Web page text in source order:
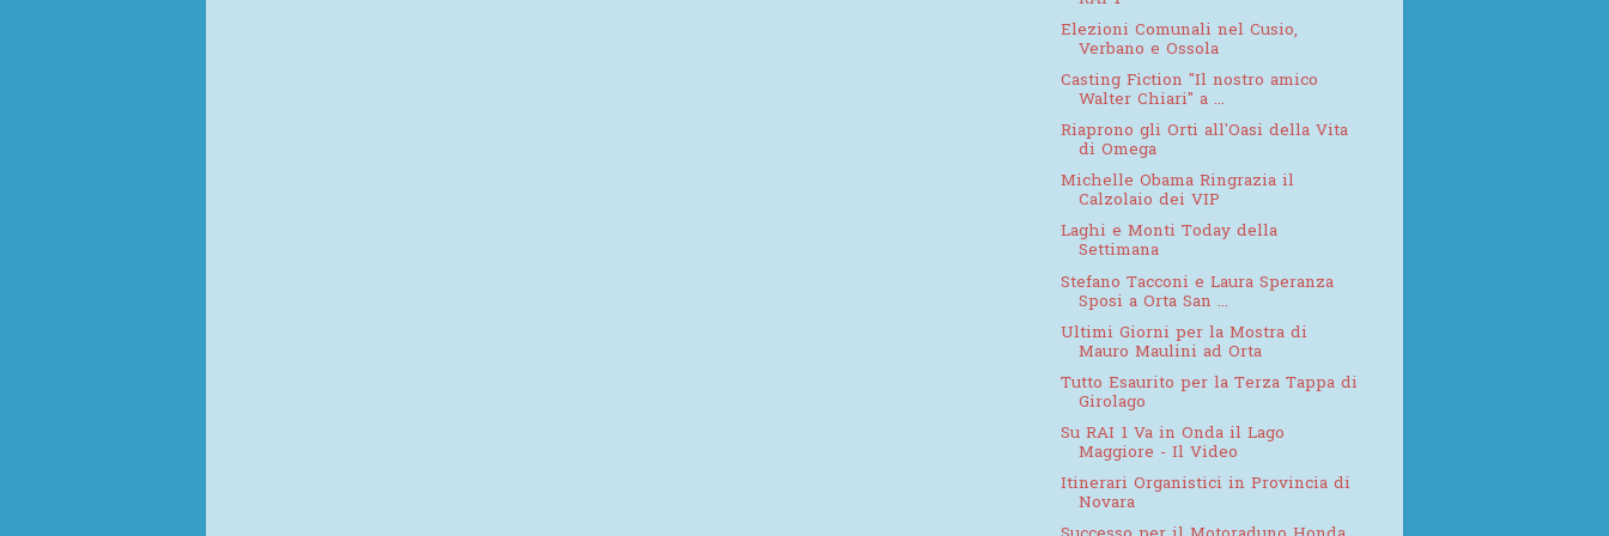
Elezioni Comunali nel Cusio,
Verbano e Ossola
Casting Fiction "Il nostro amico
Walter Chiari" a ...
Riaprono gli Orti all'Oasi della Vita
di Omega
Michelle Obama Ringrazia il
Calzolaio dei VIP
Laghi e Monti Today della
Settimana
Stefano Tacconi e Laura Speranza
Sposi a Orta San ...
Ultimi Giorni per la Mostra di
Mauro Maulini ad Orta
Tutto Esaurito per la Terza Tappa di
Girolago
Su RAI 1 Va in Onda il Lago
Maggiore - Il Video
Itinerari Organistici in Provincia di
Novara